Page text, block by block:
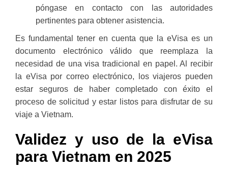
póngase en contacto con las autoridades
pertinentes para obtener asistencia.
Es fundamental tener en cuenta que la eVisa es un
documento electrónico válido que reemplaza la
necesidad de una visa tradicional en papel. Al recibir
la eVisa por correo electrónico, los viajeros pueden
estar seguros de haber completado con éxito el
proceso de solicitud y estar listos para disfrutar de su
viaje a Vietnam.
Validez y uso de la eVisa
para Vietnam en 2025